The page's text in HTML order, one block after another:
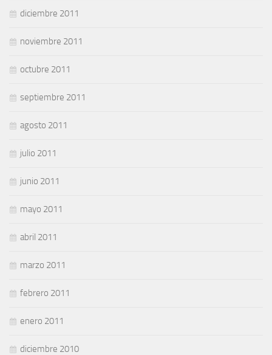
diciembre 2011
noviembre 2011
octubre 2011
septiembre 2011
agosto 2011
julio 2011
junio 2011
mayo 2011
abril 2011
marzo 2011
febrero 2011
enero 2011
diciembre 2010